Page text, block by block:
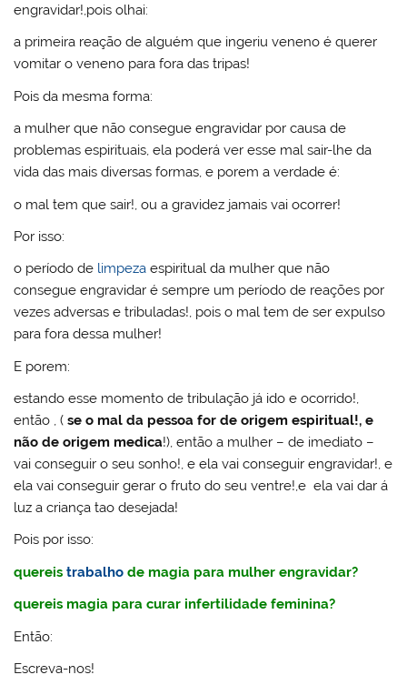
engravidar!,pois olhai:
a primeira reação de alguém que ingeriu veneno é querer
vomitar o veneno para fora das tripas!
Pois da mesma forma:
a mulher que não consegue engravidar por causa de
problemas espirituais, ela poderá ver esse mal sair-lhe da
vida das mais diversas formas, e porem a verdade é:
o mal tem que sair!, ou a gravidez jamais vai ocorrer!
Por isso:
o período de limpeza espiritual da mulher que não
consegue engravidar é sempre um período de reações por
vezes adversas e tribuladas!, pois o mal tem de ser expulso
para fora dessa mulher!
E porem:
estando esse momento de tribulação já ido e ocorrido!,
então , (se o mal da pessoa for de origem espiritual!, e
não de origem medica!), então a mulher – de imediato –
vai conseguir o seu sonho!, e ela vai conseguir engravidar!, e
ela vai conseguir gerar o fruto do seu ventre!,e ela vai dar á
luz a criança tao desejada!
Pois por isso:
quereistrabalho de magia para mulher engravidar?
quereis magia para curar infertilidade feminina?
Então:
Escreva-nos!